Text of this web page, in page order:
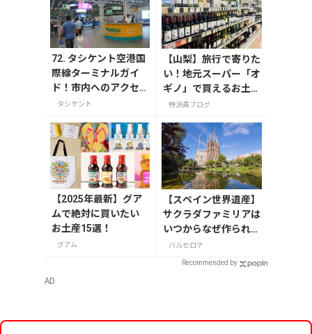
付き
72. タシケント空港国
際線ターミナルガイ
ド！市内へのアクセ
ス・両替・お店情報et
タシケント
【山梨】旅行で寄りた
い！地元スーパー「オ
ギノ」で買えるお土産
4選
特派員ブログ
【2025年最新】グア
ムで絶対に買いたい
お土産15選！
グアム
【スペイン世界遺産】
サクラダファミリアは
いつからなぜ作られ
た？いつ完成する？歴
史と意味を解説
バルセロナ
Recommended by
AD